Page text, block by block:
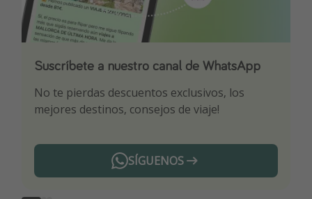
Suscríbete a nuestro canal de WhatsApp
No te pierdas descuentos exclusivos, los
mejores destinos, consejos de viaje!
SÍGUENOS
Descarga nuestra app
Sé el primero en reservar nuestros chollazos
¡Suscríbete a nuestro canal de Telegram!
¡Recibe las mejores ofertas seleccionadas para
ti por nuestros expertos en viajes
Telegram